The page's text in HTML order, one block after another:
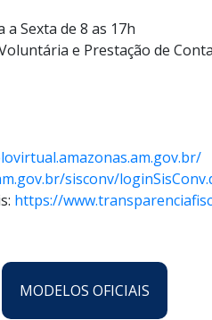
Sexta de 8 as 17h
e Prestação de
sisconv/
https://
MODELOS OFICIAIS